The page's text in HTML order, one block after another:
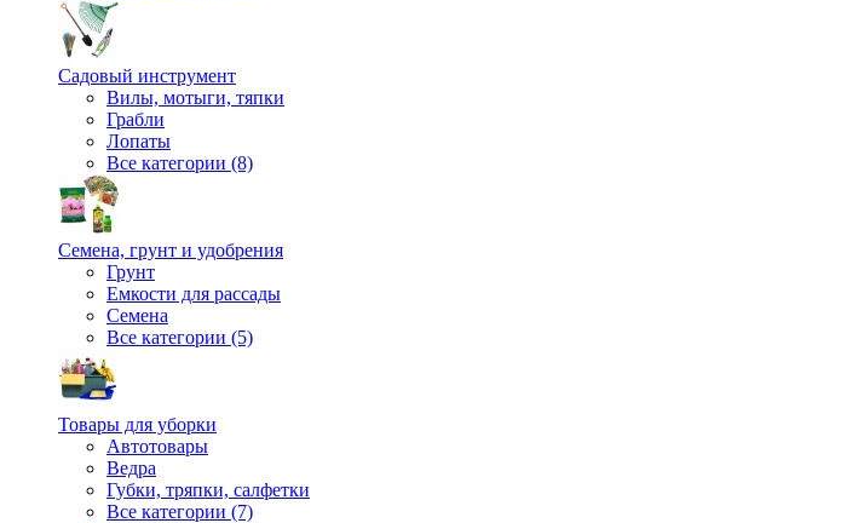
Садовый инструмент
Вилы, мотыги, тяпки
Грабли
Лопаты
Все категории (8)
Семена, грунт и удобрения
Грунт
Емкости для рассады
Семена
Все категории (5)
Товары для уборки
Автотовары
Ведра
Губки, тряпки, салфетки
Все категории (7)